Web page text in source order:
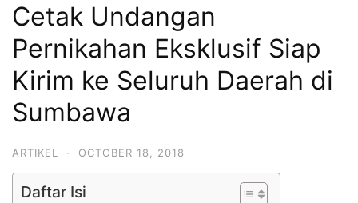
Cetak Undangan
Pernikahan Eksklusif Siap
Kirim ke Seluruh Daerah di
Sumbawa
ARTIKEL · OCTOBER 18, 2018
Daftar Isi